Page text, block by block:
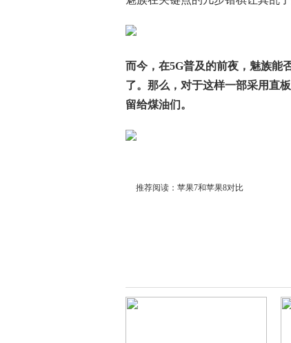
而今，在5G普及的前夜，魅族能
了。那么，对于这样一部采用直
留给煤油们。
推荐阅读： 苹果7和苹果8对比